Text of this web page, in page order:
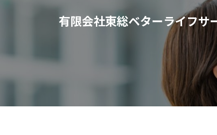
有限会社東総ベターライフサ